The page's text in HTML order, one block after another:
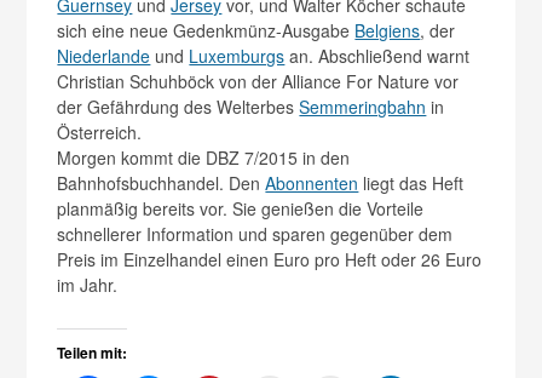
Guernsey undJersey vor, und Walter Köcher schaute
sich eine neue Gedenkmünz-Ausgabe Belgiens, der
Niederlande und Luxemburgs an. Abschließend warnt
Christian Schuhböck von der Alliance For Nature vor
der Gefährdung des WelterbesSemmeringbahn in
Österreich.
Morgen kommt die DBZ 7/2015 in den
Bahnhofsbuchhandel. DenAbonnenten liegt das Heft
planmäßig bereits vor. Sie genießen die Vorteile
schnellerer Information und sparen gegenüber dem
Preis im Einzelhandel einen Euro pro Heft oder 26 Euro
im Jahr.
Teilen mit: